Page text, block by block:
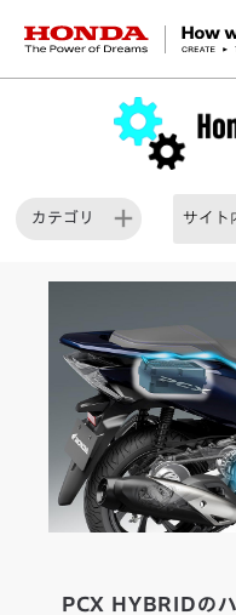
HONDA The Power
カテゴリ
PCX HYBRIDの